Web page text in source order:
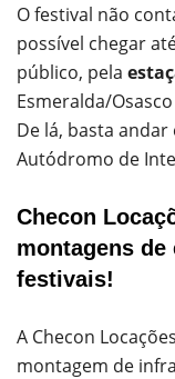
O festival não
possível chegar
público, pela
Esmeralda/
De lá, basta
Autódromo de
Checon
montagens
festivais!
A Checon
montagem de